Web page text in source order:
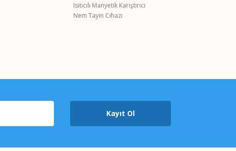
Isıtıcılı Manyetik Karıştırıcı
Nem Tayin Cihazı
Kayıt Ol